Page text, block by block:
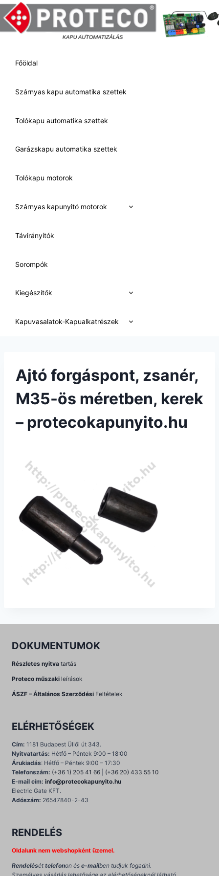
Skip
to
content
Főöldal
Szárnyas kapu automatika szettek
Tolókapu automatika szettek
Garázskapu automatika szettek
Tolókapu motorok
Szárnyas kapunyitó motorok
child
Távirányítók
Sorompók
Kiegészítők
child
Kapuvasalatok-Kapualkatrészek
child
Ajtó forgáspont, zsanér,
M35-ös méretben, kerek
– protecokapunyito.hu
DOKUMENTUMOK
Részletes nyitva tartás
Proteco műszaki leírások
ÁSZF – Általános Szerződési Feltételek
ELÉRHETŐSÉGEK
Cím: 1181 Budapest Üllői út 343.
Nyitvatartás: Hétfő – Péntek 9:00 – 18:00
Árukiadás: Hétfő – Péntek 9:00 – 17:30
Telefonszám: (+36 1) 205 41 66
(+36 20) 433 55 10
E-mail cím: info@protecokapunyito.hu
Electric Gate KFT.
Adószám: 26547840-2-43
RENDELÉS
Oldalunk nem webshopként üzemel.
Rendelését telefonon és e-mailben tudjuk fogadni.